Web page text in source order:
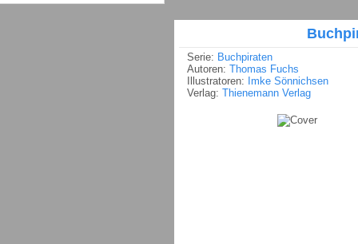
Serie: Buchpiraten
Autoren: Thomas Fuchs
Illustratoren: Imke Sönnichsen
Verlag: Thienemann Verlag